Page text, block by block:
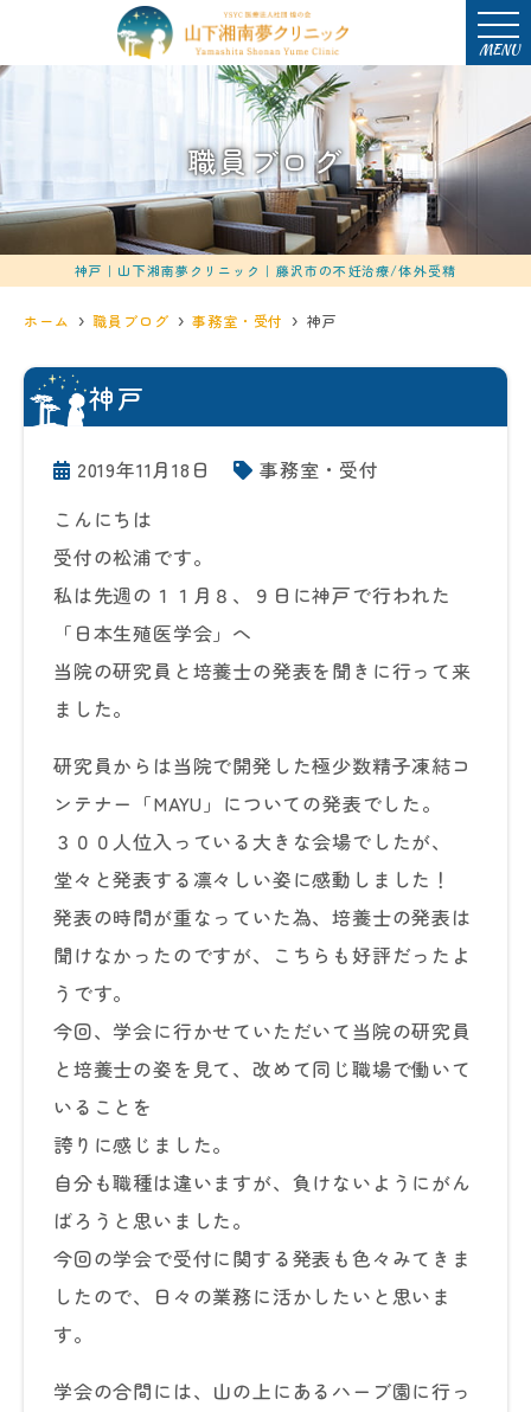
MENU
職員ブログ
神戸｜山下湘南夢クリニック｜藤沢市の不妊治療/体外受精
ホーム 職員ブログ 事務室・受付 神戸
神戸
2019年11月18日
事務室・受付
こんにちは
受付の松浦です。
私は先週の１１月８、９日に神戸で行われた
「日本生殖医学会」へ
当院の研究員と培養士の発表を聞きに行って来
ました。
研究員からは当院で開発した極少数精子凍結コ
ンテナー「MAYU」についての発表でした。
３００人位入っている大きな会場でしたが、
堂々と発表する凛々しい姿に感動しました！
発表の時間が重なっていた為、培養士の発表は
聞けなかったのですが、こちらも好評だったよ
うです。
今回、学会に行かせていただいて当院の研究員
と培養士の姿を見て、改めて同じ職場で働いて
いることを
誇りに感じました。
自分も職種は違いますが、負けないようにがん
ばろうと思いました。
今回の学会で受付に関する発表も色々みてきま
したので、日々の業務に活かしたいと思いま
す。
学会の合間には、山の上にあるハーブ園に行っ